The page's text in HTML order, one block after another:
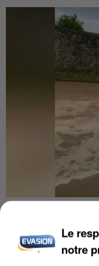
UNE TOURISTE
Le
notre